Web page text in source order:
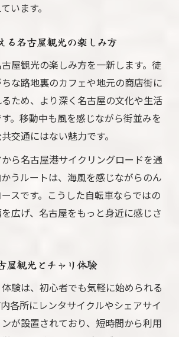
います。
る名古屋観光の楽しみ方
屋観光の楽しみ方を一新します。徒
な路地裏のカフェや地元の商店街に
ため、より深く名古屋の文化や生活
。移動中も風を感じながら街並みを
交通にはない魅力です。
ら名古屋港サイクリングロードを通
うルートは、海風を感じながらのん
スです。こうした自転車ならではの
広げ、名古屋をもっと身近に感じさ
屋観光とチャリ体験
験は、初心者でも気軽に始められる
各所にレンタサイクルやシェアサイ
が設置されており、短時間から利用